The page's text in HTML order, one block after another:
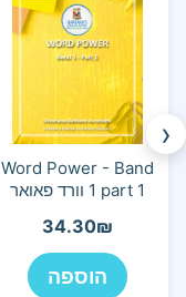
‹
Word Power - Band
1 part 1 וורד פאואר
34.30₪
הוספה